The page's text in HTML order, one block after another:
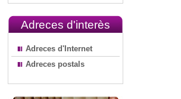
Adreces d'interès
Adreces d'Internet
Adreces postals